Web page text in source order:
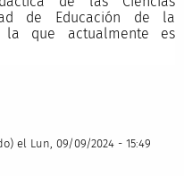
de Educación de la
la que actualmente es
el Lun, 09/09/2024 - 15:49